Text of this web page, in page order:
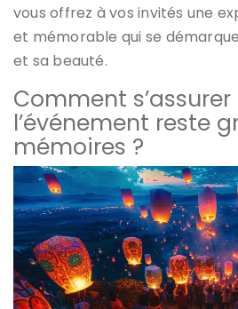
vous offrez à vos invités une
et mémorable qui se
et sa beauté.
Comment
l’événement reste
mémoires ?